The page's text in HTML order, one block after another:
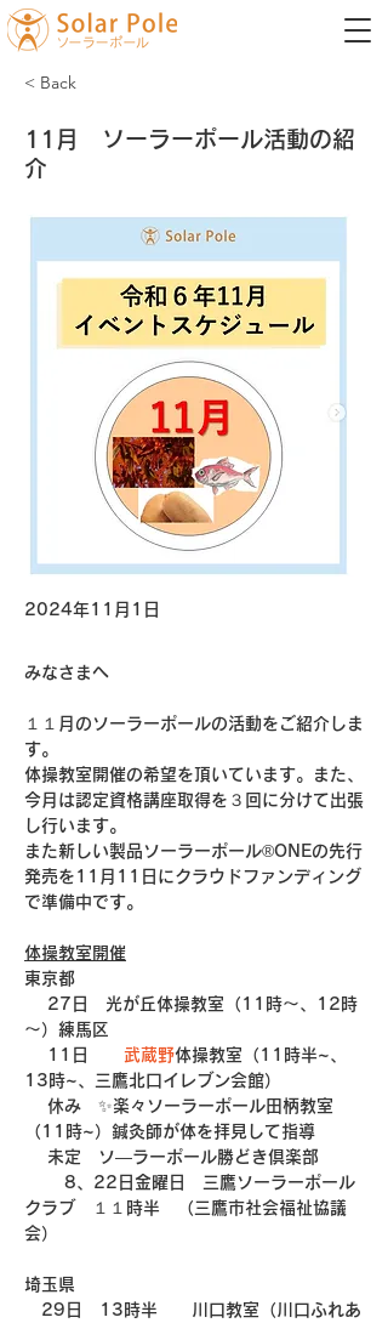
< Back
11月 ソーラーポール活動の紹
介
2024年11月1日
みなさまへ
１１月のソーラーポールの活動をご紹介しま
す。
体操教室開催の希望を頂いています。また、
今月は認定資格講座取得を３回に分けて出張
し行います。
また新しい製品ソーラーポール®ONEの先行
発売を11月11日にクラウドファンディング
で準備中です。
体操教室開催
東京都
～）練馬区
11日 武蔵野体操教室（11時半~、
13時~、三鷹北口イレブン会館）
（11時~）鍼灸師が体を拝見して指導
未定　ソ―ラーポール勝どき倶楽部
クラブ　１１時半　（三鷹市社会福祉協議
会）
埼玉県
29日　13時半　　川口教室（川口ふれあ